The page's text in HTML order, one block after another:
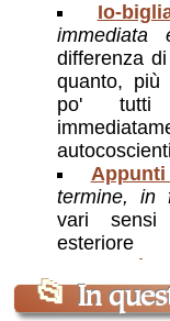
Io-
immediata
differenza
quanto, più
po' tutti
termine, in
vari sensi
esteriore
distinguere:
è
📂 In